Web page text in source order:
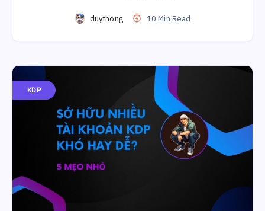
duythong 10 Min Read
KDP